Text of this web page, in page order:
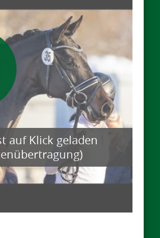
auf Klick geladen